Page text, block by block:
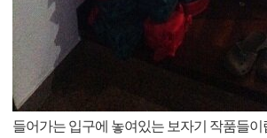
들어가는 입구에 놓여있는 보자기 작품들이